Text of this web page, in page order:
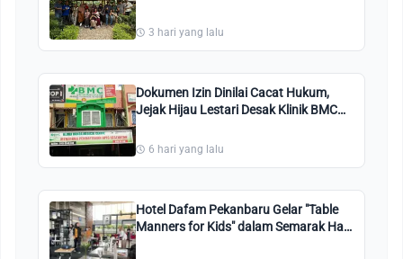
3 hari yang lalu
Dokumen Izin Dinilai Cacat Hukum,
Jejak Hijau Lestari Desak Klinik BMC
6 hari yang lalu
Hotel Dafam Pekanbaru Gelar "Table
Manners for Kids" dalam Semarak Hari